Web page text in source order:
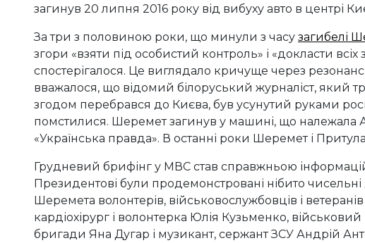
загинув 20 липня 2016 року від вибуху авто в центрі
За три з половиною роки, що минули з часу загибелі
згори «взяти під особистий контроль» і «докласти всіх
спостерігалося. Це виглядало кричуще через
вважалося, що відомий білоруський журналіст, який
згодом перебрався до Києва, був усунутий руками
помстилися. Шеремет загинув у машині, що належала
«Українська правда». В останні роки Шеремет і
Грудневий брифінг у МВС став справжньою
Президентові були продемонстровані нібито
Шеремета волонтерів, військовослужбовців і
кардіохірург і волонтерка Юлія Кузьменко,
бригади Яна Дугар і музикант, сержант ЗСУ Андрій